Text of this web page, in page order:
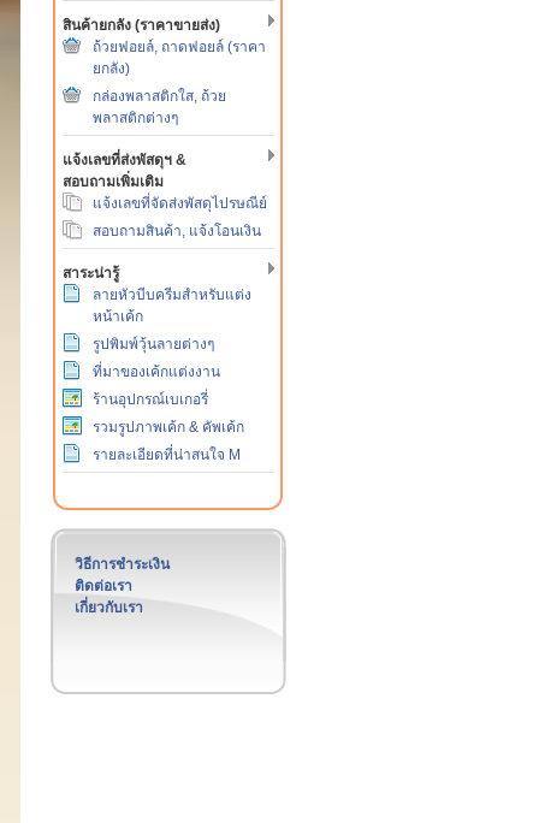
สินค้ายกลัง (ราคาขายส่ง)
ถ้วยฟอยล์, ถาดฟอยล์ (ราคา
ยกลัง)
กล่องพลาสติกใส, ถ้วย
พลาสติกต่างๆ
แจ้งเลขที่ส่งพัสดุฯ &
สอบถามเพิ่มเติม
แจ้งเลขที่จัดส่งพัสดุไปรษณีย์
สอบถามสินค้า, แจ้งโอนเงิน
สาระน่ารู้
ลายหัวบีบครีมสำหรับแต่ง
หน้าเค้ก
รูปพิมพ์วุ้นลายต่างๆ
ที่มาของเค้กแต่งงาน
ร้านอุปกรณ์เบเกอรี่
รวมรูปภาพเค้ก & คัพเค้ก
รายละเอียดที่น่าสนใจ M
วิธีการชำระเงิน
ติดต่อเรา
เกี่ยวกับเรา